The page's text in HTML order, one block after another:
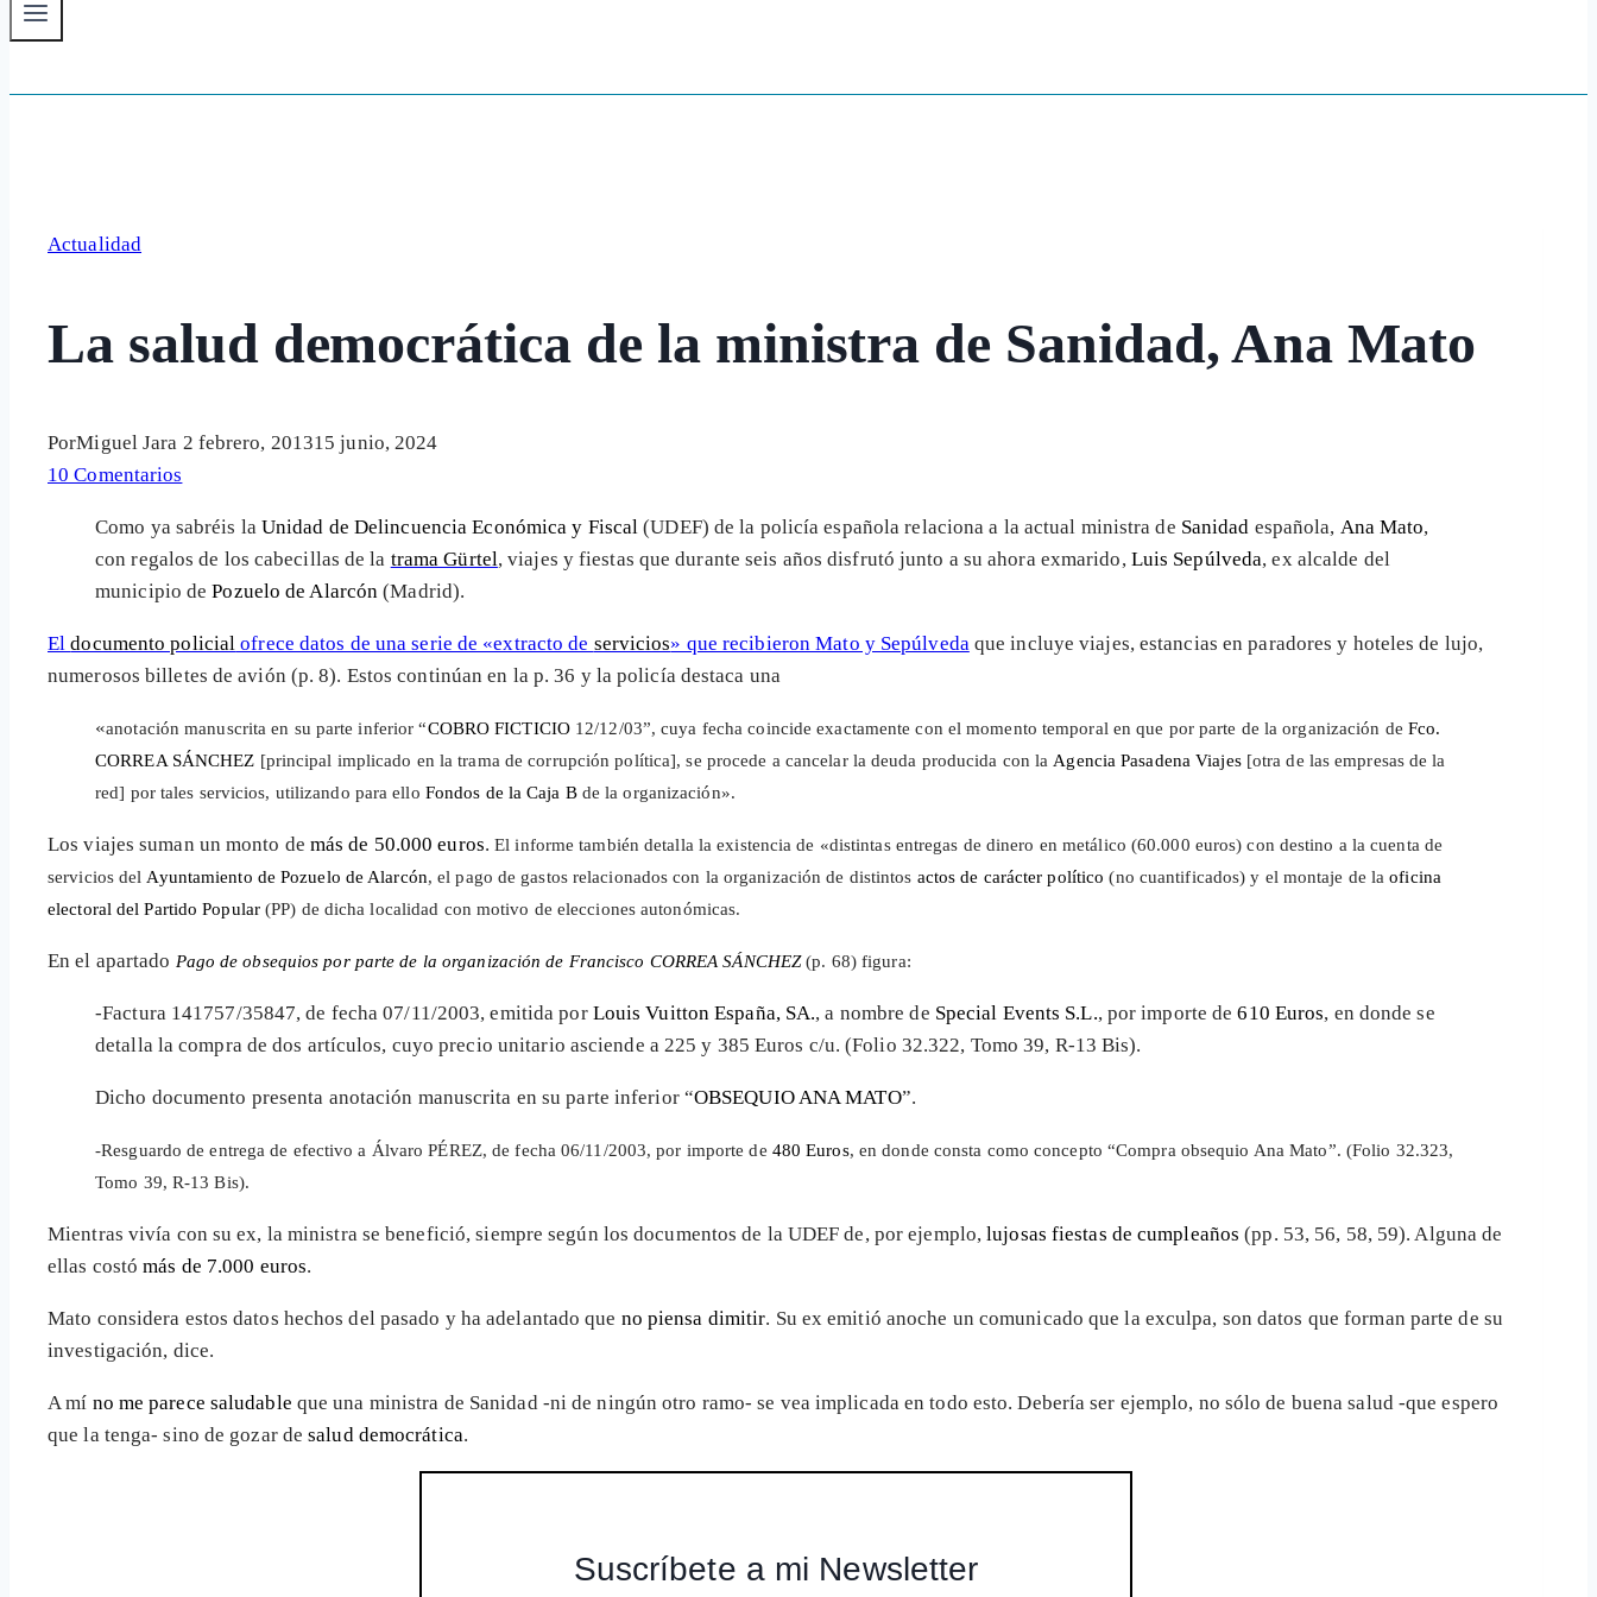
Actualidad
La salud democrática de la ministra de Sanidad, Ana Mato
PorMiguel Jara 2 febrero, 201315 junio, 2024
10 Comentarios
Como ya sabréis la Unidad de Delincuencia Económica y Fiscal (UDEF) de la policía española relaciona a la actual ministra de Sanidad española, Ana Mato,
con regalos de los cabecillas de la trama Gürtel, viajes y fiestas que durante seis años disfrutó junto a su ahora exmarido, Luis Sepúlveda, ex alcalde del
municipio dePozuelo de Alarcón (Madrid).
Eldocumento policial ofrece datos de una serie de «extracto de servicios» que recibieron Mato y Sepúlveda que incluye viajes, estancias en paradores y hoteles de lujo,
numerosos billetes de avión (p. 8). Estos continúan en la p. 36 y la policía destaca una
«anotación manuscrita en su parteinferior “COBRO FICTICIO12/12/03”, cuya fecha coincide exactamente con elmomento temporal en que por parte de la organización de Fco.
CORREA SÁNCHEZ [principal implicado en la trama de corrupción política],se procede a cancelar la deuda producida con la Agencia Pasadena Viajes[otra de las empresas de la
red] por tales servicios, utilizando para ello Fondos de la Caja Bde la organización».
Los viajes suman un monto de más de 50.000 euros.El informe también detalla la existencia de «distintas entregas de dinero en metálico (60.000 euros) con destino a la cuenta de
servicios del Ayuntamiento de Pozuelo de Alarcón, el pago de gastos relacionados con la organización de distintos actos de carácter político (no cuantificados) y el montaje de la oficina
electoral del Partido Popular(PP) de dicha localidad con motivo de elecciones autonómicas.
En el apartado Pago de obsequios por parte de la organización de Francisco CORREA SÁNCHEZ(p. 68) figura:
-Factura 141757/35847, de fecha 07/11/2003, emitida por Louis Vuitton España, SA., a nombre de Special Events S.L., por importe de610 Euros, en donde se
detalla la compra de dos artículos, cuyo precio unitario asciende a 225 y 385 Euros c/u. (Folio 32.322, Tomo 39, R-13 Bis).
Dicho documento presenta anotación manuscrita en su parte inferior “OBSEQUIO ANA MATO”.
-Resguardo de entrega de efectivo a Álvaro PÉREZ, de fecha 06/11/2003, por importe de 480 Euros, en donde consta como concepto “Compra obsequio Ana Mato”. (Folio 32.323,
Tomo 39, R-13 Bis).
Mientras vivía con su ex, la ministra se benefició, siempre según los documentos de la UDEF de, por ejemplo,lujosas fiestas de cumpleaños (pp. 53, 56, 58, 59). Alguna de
ellas costómás de 7.000 euros.
Mato considera estos datos hechos del pasado y ha adelantado que no piensa dimitir. Su ex emitió anoche un comunicado que la exculpa, son datos que forman parte de su
investigación, dice.
A mí no me parece saludable que una ministra de Sanidad -ni de ningún otro ramo- se vea implicada en todo esto. Debería ser ejemplo, no sólo de buena salud -que espero
que la tenga- sino de gozar desalud democrática.
Suscríbete a mi Newsletter